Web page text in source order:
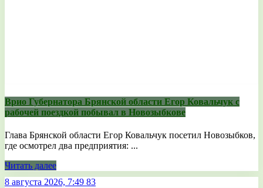
Врио Губернатора Брянской области Егор Ковальчук с
рабочей поездкой побывал в Новозыбкове
Глава Брянской области Егор Ковальчук посетил Новозыбков,
где осмотрел два предприятия: ...
Читать далее
8 августа 2026, 7:49 83